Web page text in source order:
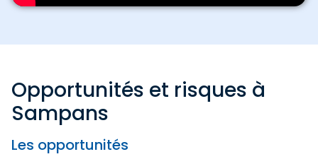
Opportunités et risques à
Sampans
Les opportunités